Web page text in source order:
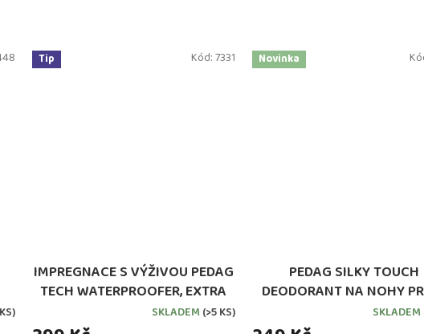
Tip
IMPREGNACE S VÝŽIVOU PEDAG
TECH WATERPROOFER, EXTRA
SKLADEM (>5 KS)
Kód:7331 Novinka
PEDAG SILKY TOUCH
DEODORANT NA NOHY
ODĚRKÁM A
SKLADEM